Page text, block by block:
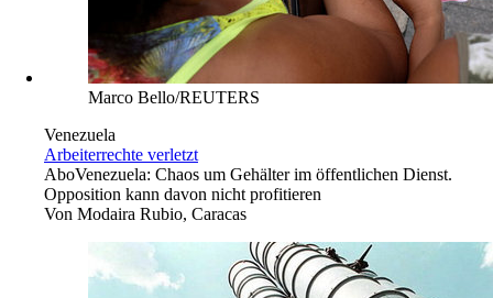
Marco Bello/REUTERS
Venezuela
Arbeiterrechte verletzt
AboVenezuela: Chaos um Gehälter im öffentlichen Dienst.
Opposition kann davon nicht profitieren
Von Modaira Rubio, Caracas